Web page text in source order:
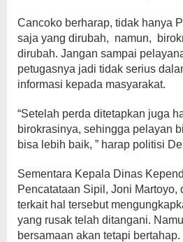
Cancoko berharap, tidak hanya
saja yang dirubah, namun,
dirubah. Jangan sampai
petugasnya jadi tidak serius
informasi kepada masyarakat.
“Setelah perda ditetapkan juga
birokrasinya, sehingga pelayan
bisa lebih baik, ” harap politisi
Sementara Kepala Dinas
Pencatataan Sipil, Joni Martoyo,
terkait hal tersebut
yang rusak telah ditangani.
bersamaan akan tetapi